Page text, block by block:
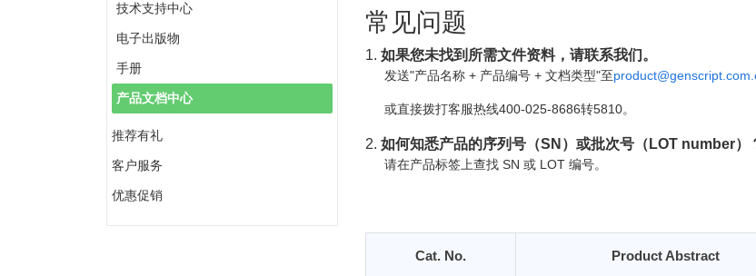
技术支持中心
电子出版物
手册
产品文档中心
推荐有礼
客户服务
优惠促销
常见问题
1. 如果您未找到所需文件资料，请联系我们。
发送"产品名称 + 产品编号 + 文档类型"至
或直接拨打客服热线400-025-8686转5810。
2. 如何知悉产品的序列号（SN）或批次号（LOT number）
请在产品标签上查找 SN 或 LOT 编号。
Cat. No. Product Abstract